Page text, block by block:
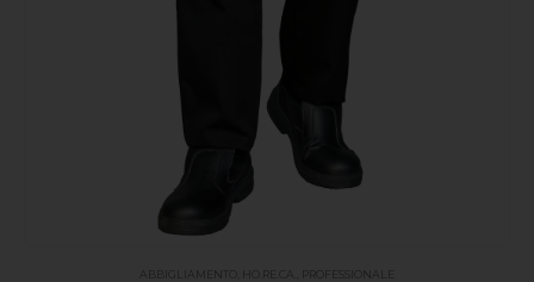
ABBIGLIAMENTO HO.RE.CA. PROFESSIONALE